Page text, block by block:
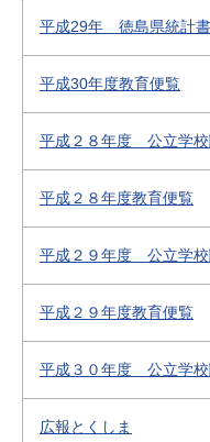
平成29年 徳島県統計書
平成30年度教育便覧
平成２８年度 公立学校
平成２８年度教育便覧
平成２９年度 公立学校
平成２９年度教育便覧
平成３０年度 公立学校
広報とくしま